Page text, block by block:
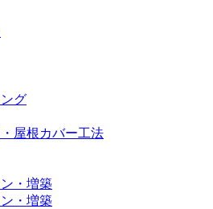
グ
屋根カバー工法
・増築
・増築